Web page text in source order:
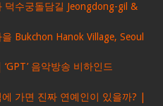
덕수궁돌담길 Jeongdong-gil &
Bukchon Hanok Village, Seoul
음악방송 비하인드
가면 진짜 연예인이 있을까? |